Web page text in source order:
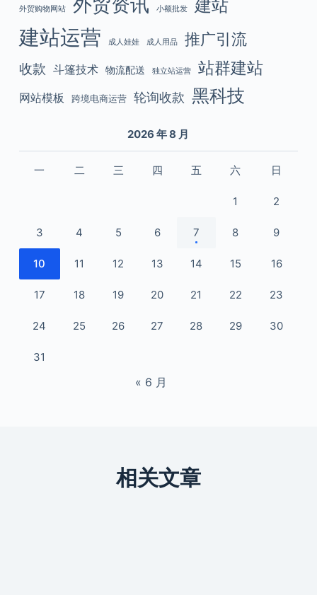
外贸购物网站 外贸资讯 小额批发 建站
建站运营 成人娃娃 成人用品 推广引流
收款 斗篷技术 物流配送 独立站运营 站群建站
网站模板 跨境电商运营 轮询收款 黑科技
2026 年 8 月
一 二 三 四 五 六 日
1 2
3 4 5 6 7 8 9
10 11 12 13 14 15 16
17 18 19 20 21 22 23
24 25 26 27 28 29 30
31
« 6 月
相关文章